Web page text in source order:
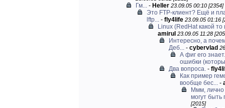
Гм... - Heller 23.09.05 00:10 [2354]
Это FTP-клиент? Ещё и
lftp... - fly4life 23.09.05 01:16
Linux (RedHat какой то
amirul 23.09.05 11:28
Интересно, а
Деб... - cybervlad
А фиг его
ошибки
Два вопроса. -
Как пример
вообще бес... -
Ммм, лично
могут быть
[2015]